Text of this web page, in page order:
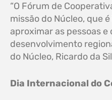
“O Fórum de
missão do Núcleo, que
aproximar as pessoas
desenvolvimento
do Núcleo, Ricardo da
Dia Internacional do